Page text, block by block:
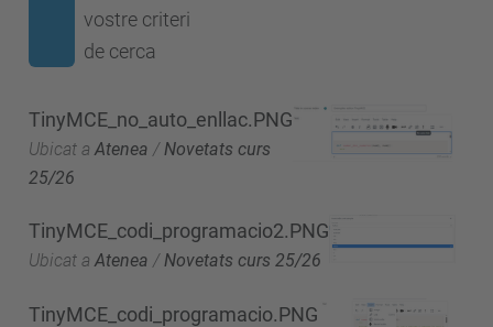
vostre criteri
de cerca
TinyMCE_no_auto_enllac.PNG
Ubicat a Atenea / Novetats curs
25/26
TinyMCE_codi_programacio2.PNG
Ubicat a Atenea /Novetats curs 25/26
TinyMCE_codi_programacio.PNG